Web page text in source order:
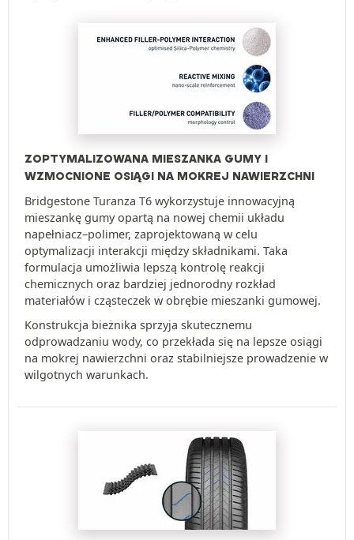
ZOPTYMALIZOWANA MIESZANKA GUMY I
WZMOCNIONE OSIĄGI NA MOKREJ NAWIERZCHNI
Bridgestone Turanza T6 wykorzystuje innowacyjną
mieszankę gumy opartą na nowej chemii układu
napełniacz–polimer, zaprojektowaną w celu
optymalizacji interakcji między składnikami. Taka
formulacja umożliwia lepszą kontrolę reakcji
chemicznych oraz bardziej jednorodny rozkład
materiałów i cząsteczek w obrębie mieszanki gumowej.
Konstrukcja bieżnika sprzyja skutecznemu
odprowadzaniu wody, co przekłada się na lepsze osiągi
na mokrej nawierzchni oraz stabilniejsze prowadzenie w
wilgotnych warunkach.